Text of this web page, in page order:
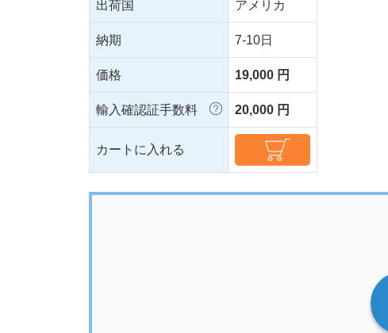
出荷国 アメリカ
納期 7-10日
価格 19,000 円
輸入確認証手数料 20,000 円
カートに入れる